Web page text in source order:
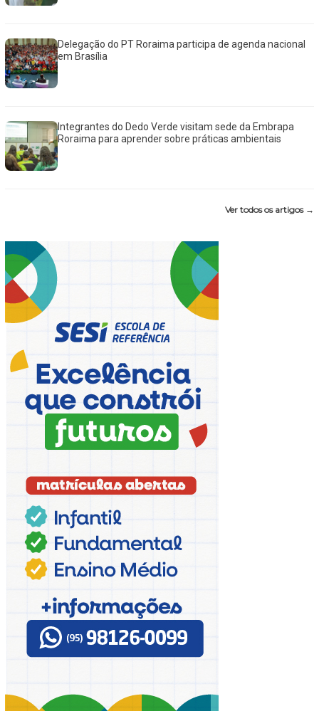
Delegação do PT Roraima participa de agenda nacional
em Brasília
Integrantes do Dedo Verde visitam sede da Embrapa
Roraima para aprender sobre práticas ambientais
Ver todos os artigos →